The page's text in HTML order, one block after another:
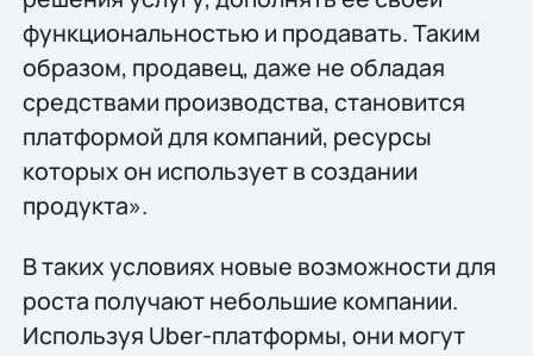
функциональностью и продавать. Таким
образом, продавец, даже не обладая
средствами производства, становится
платформой для компаний, ресурсы
которых он использует в создании
продукта».
В таких условиях новые возможности для
роста получают небольшие компании.
Используя Uber-платформы, они могут